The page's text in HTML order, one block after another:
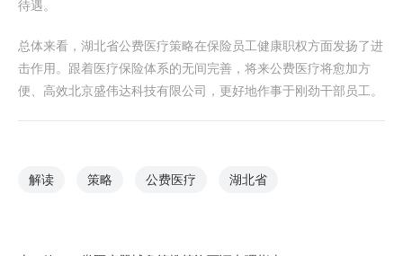
待遇。
总体来看，湖北省公费医疗策略在保险员工健康职权方面发扬了进
击作用。跟着医疗保险体系的无间完善，将来公费医疗将愈加方
便、高效北京盛伟达科技有限公司，更好地作事于刚劲干部员工。
解读 策略 公费医疗 湖北省